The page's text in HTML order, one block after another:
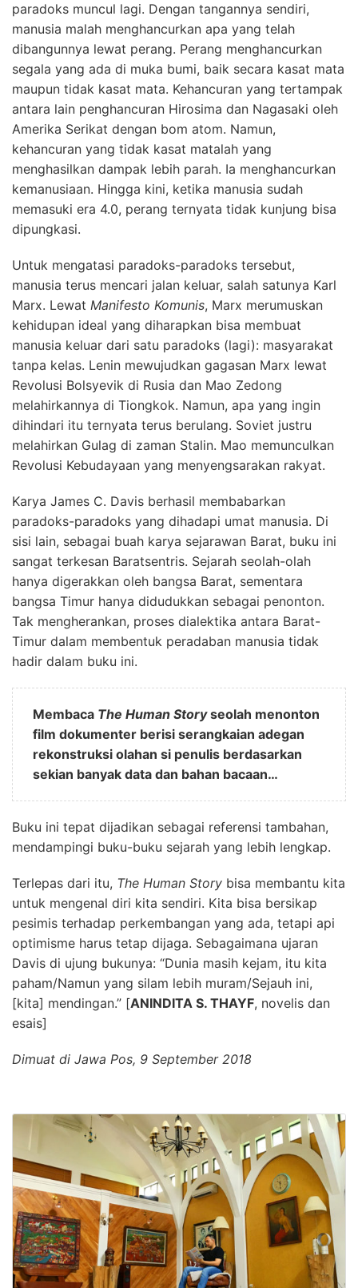
paradoks muncul lagi. Dengan tangannya sendiri,
manusia malah menghancurkan apa yang telah
dibangunnya lewat perang. Perang menghancurkan
segala yang ada di muka bumi, baik secara kasat mata
maupun tidak kasat mata. Kehancuran yang tertampak
antara lain penghancuran Hirosima dan Nagasaki oleh
Amerika Serikat dengan bom atom. Namun,
kehancuran yang tidak kasat matalah yang
menghasilkan dampak lebih parah. Ia menghancurkan
kemanusiaan. Hingga kini, ketika manusia sudah
memasuki era 4.0, perang ternyata tidak kunjung bisa
dipungkasi.
Untuk mengatasi paradoks-paradoks tersebut,
manusia terus mencari jalan keluar, salah satunya Karl
Marx. Lewat Manifesto Komunis, Marx merumuskan
kehidupan ideal yang diharapkan bisa membuat
manusia keluar dari satu paradoks (lagi): masyarakat
tanpa kelas. Lenin mewujudkan gagasan Marx lewat
Revolusi Bolsyevik di Rusia dan Mao Zedong
melahirkannya di Tiongkok. Namun, apa yang ingin
dihindari itu ternyata terus berulang. Soviet justru
melahirkan Gulag di zaman Stalin. Mao memunculkan
Revolusi Kebudayaan yang menyengsarakan rakyat.
Karya James C. Davis berhasil membabarkan
paradoks-paradoks yang dihadapi umat manusia. Di
sisi lain, sebagai buah karya sejarawan Barat, buku ini
sangat terkesan Baratsentris. Sejarah seolah-olah
hanya digerakkan oleh bangsa Barat, sementara
bangsa Timur hanya didudukkan sebagai penonton.
Tak mengherankan, proses dialektika antara Barat-
Timur dalam membentuk peradaban manusia tidak
hadir dalam buku ini.
Membaca The Human Storyseolah menonton
film dokumenter berisi serangkaian adegan
rekonstruksi olahan si penulis berdasarkan
sekian banyak data dan bahan bacaan…
Buku ini tepat dijadikan sebagai referensi tambahan,
mendampingi buku-buku sejarah yang lebih lengkap.
Terlepas dari itu, The Human Story bisa membantu kita
untuk mengenal diri kita sendiri. Kita bisa bersikap
pesimis terhadap perkembangan yang ada, tetapi api
optimisme harus tetap dijaga. Sebagaimana ujaran
Davis di ujung bukunya: “Dunia masih kejam, itu kita
paham/Namun yang silam lebih muram/Sejauh ini,
[kita] mendingan.” [ANINDITA S. THAYF, novelis dan
esais]
Dimuat di Jawa Pos, 9 September 2018